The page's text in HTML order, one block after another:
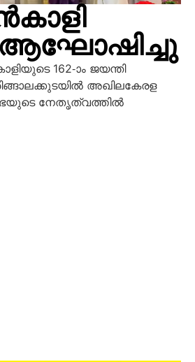
ആഘോഷിച്ചു
162-ാം ജയന്തി
അഖിലകേരള
നേതൃത്വത്തില്‍